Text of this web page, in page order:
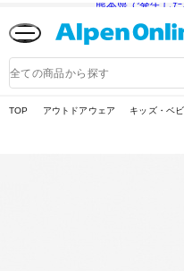
熊本県で発生し
品
検
TOP アウトドアウェア キッズ・ベ